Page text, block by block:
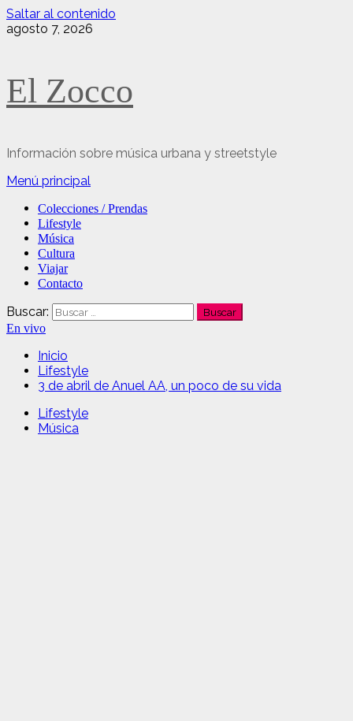
Saltar al contenido
agosto 7, 2026
El Zocco
Información sobre música urbana y streetstyle
Menú principal
Colecciones / Prendas
Lifestyle
Música
Cultura
Viajar
Contacto
Buscar:
En vivo
Inicio
Lifestyle
3 de abril de Anuel AA, un poco de su vida
Lifestyle
Música